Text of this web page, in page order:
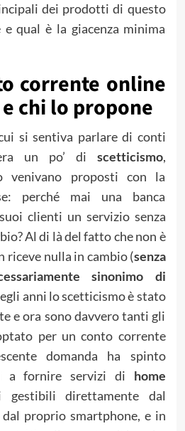
dei prodotti di questo
qual è la giacenza minima
corrente online
chi lo propone
si sentiva parlare di conti
un po’ di scetticismo,
venivano proposti con la
perché mai una banca
clienti un servizio senza
Al di là del fatto che non è
riceve nulla in cambio (senza
sinonimo di
anni lo scetticismo è stato
e ora sono davvero tanti gli
per un conto corrente
domanda ha spinto
a fornire servizi di home
direttamente dal
proprio smartphone, e in